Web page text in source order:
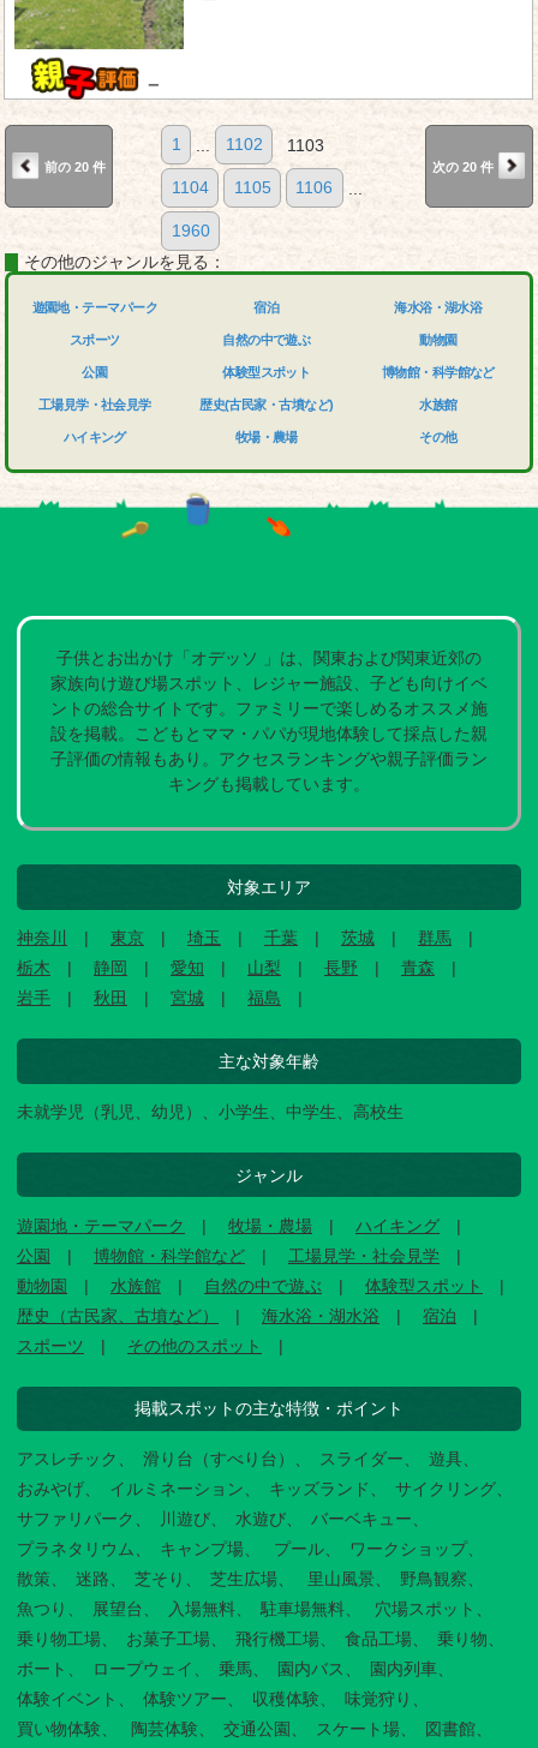
－
前の 20 件
1 1102 1103
1104 1105 1106
1960
次の 20 件
その他のジャンルを見る：
遊園地・テーマパーク
スポーツ
公園
工場見学・社会見学
ハイキング
宿泊
自然の中で遊ぶ
体験型スポット
歴史(古民家・古墳など)
牧場・農場
海水浴・湖水浴
動物園
博物館・科学館など
水族館
その他
子供とお出かけ「オデッソ 」は、関東および関東近郊の
家族向け遊び場スポット、レジャー施設、子ども向けイベ
ントの総合サイトです。ファミリーで楽しめるオススメ施
設を掲載。こどもとママ・パパが現地体験して採点した親
子評価の情報もあり。アクセスランキングや親子評価ラン
キングも掲載しています。
対象エリア
神奈川 東京 埼玉 千葉 茨城
群馬
栃木
静岡 愛知 山梨 長野
青森
岩手
秋田 宮城 福島
主な対象年齢
未就学児（乳児、幼児）、小学生、中学生、高校生
ジャンル
遊園地・テーマパーク 牧場・農場
ハイキング
公園
博物館・科学館など
工場見学・社会見学
動物園
水族館 自然の中で遊ぶ
体験型スポット
歴史（古民家、古墳など）
海水浴・湖水浴
宿泊
スポーツ
その他のスポット
掲載スポットの主な特徴・ポイント
アスレチック 滑り台（すべり台） スライダー
遊具
おみやげ
イルミネーション キッズランド
サイクリング
サファリパーク
川遊び 水遊び
バーベキュー
プラネタリウム
キャンプ場 プール
ワークショップ
散策
迷路 芝そり 芝生広場 里山風景
野鳥観察
魚つり
展望台 入場無料 駐車場無料
穴場スポット
乗り物工場
お菓子工場 飛行機工場 食品工場
乗り物
ボート
ロープウェイ 乗馬 園内バス
園内列車
体験イベント
体験ツアー 収穫体験
味覚狩り
買い物体験
陶芸体験 交通公園 スケート場 図書館